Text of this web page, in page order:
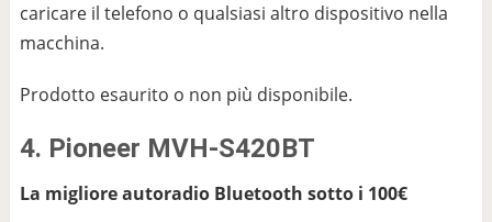
caricare il telefono o qualsiasi altro dispositivo nella
macchina.
Prodotto esaurito o non più disponibile.
4. Pioneer MVH-S420BT
La migliore autoradio Bluetooth sotto i 100€